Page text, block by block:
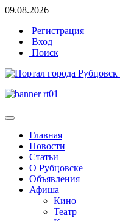
09.08.2026
Регистрация
Вход
Поиск
Главная
Новости
Статьи
О Рубцовске
Объявления
Афиша
Кино
Театр